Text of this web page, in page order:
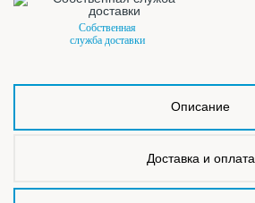
Собственная
служба доставки
Описание
Доставка и оплата